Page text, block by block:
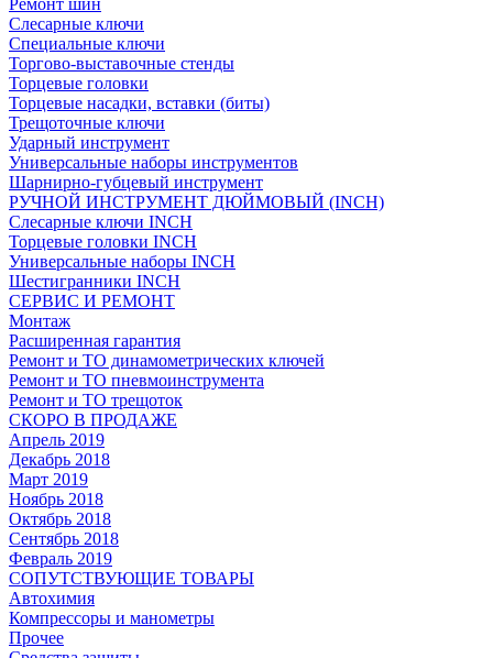
Ремонт шин
Слесарные ключи
Специальные ключи
Торгово-выставочные стенды
Торцевые головки
Торцевые насадки, вставки (биты)
Трещоточные ключи
Ударный инструмент
Универсальные наборы инструментов
Шарнирно-губцевый инструмент
РУЧНОЙ ИНСТРУМЕНТ ДЮЙМОВЫЙ (INCH)
Слесарные ключи INCH
Торцевые головки INCH
Универсальные наборы INCH
Шестигранники INCH
СЕРВИС И РЕМОНТ
Монтаж
Расширенная гарантия
Ремонт и ТО динамометрических ключей
Ремонт и ТО пневмоинструмента
Ремонт и ТО трещоток
СКОРО В ПРОДАЖЕ
Апрель 2019
Декабрь 2018
Март 2019
Ноябрь 2018
Октябрь 2018
Сентябрь 2018
Февраль 2019
СОПУТСТВУЮЩИЕ ТОВАРЫ
Автохимия
Компрессоры и манометры
Прочее